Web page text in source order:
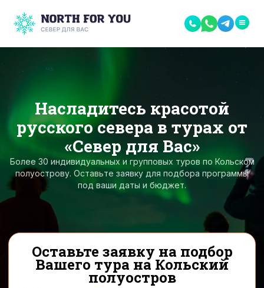
Насладитесь красотой
русского севера в турах от
«Север для Вас»
Более 30 индивидуальных и групповых туров по Кольском
полуострову. Оставьте заявку для подбора программы
под ваши даты и бюджет.
Оставьте заявку на подбор
Вашего тура на Кольский
полуостров